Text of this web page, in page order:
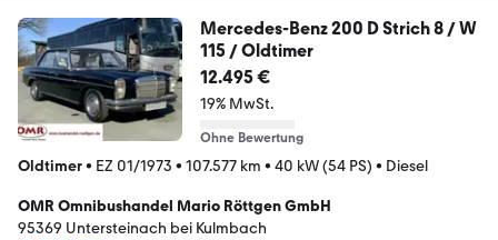
Mercedes-Benz 200 D Strich 8 / W
115 / Oldtimer
12.495 €
19% MwSt.
Ohne Bewertung
Oldtimer• EZ 01/1973 • 107.577 km • 40 kW (54 PS) • Diesel
OMR Omnibushandel Mario Röttgen GmbH
95369 Untersteinach bei Kulmbach